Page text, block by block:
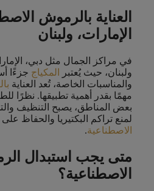
العناية بالرموش
الإمارات، ولبنان
ولبنان، حيث يُعتبر
المكياج جزءًا
والمناسبات الخاصة، تُعد العناية
مهمًا بقدر أهمية تطبيقها. نظرًا
بعض المناطق، يصبح التنظيف
لمنع تراكم البكتيريا والحفاظ على
الاصطناعية.
متى يجب استبدال
الاصطناعية؟